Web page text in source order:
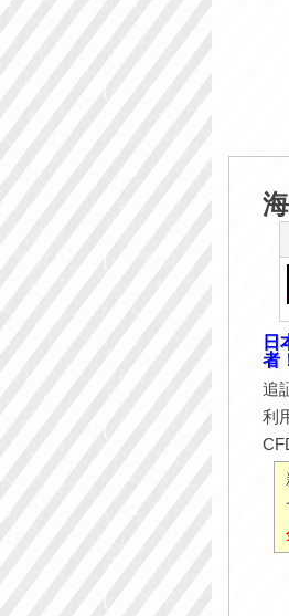
日
者
追
利